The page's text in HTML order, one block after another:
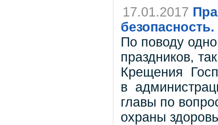
17.01.2017
безопасность.
По поводу
праздников,
Крещения
в
главы по
охраны